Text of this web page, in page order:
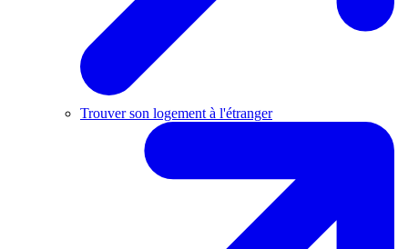
Trouver son logement à l'étranger